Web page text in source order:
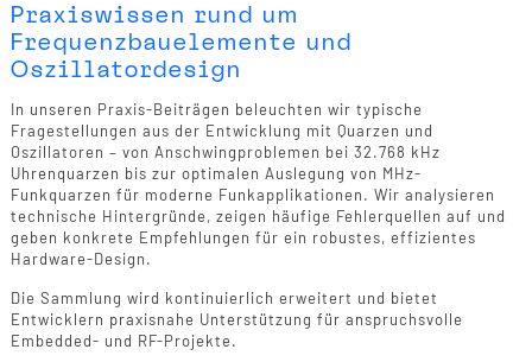
Praxiswissen rund um
Frequenzbauelemente und
Oszillatordesign
In unseren Praxis-Beiträgen beleuchten wir typische
Fragestellungen aus der Entwicklung mit Quarzen und
Oszillatoren – von Anschwingproblemen bei 32.768 kHz
Uhrenquarzen bis zur optimalen Auslegung von MHz-
Funkquarzen für moderne Funkapplikationen. Wir analysieren
technische Hintergründe, zeigen häufige Fehlerquellen auf und
geben konkrete Empfehlungen für ein robustes, effizientes
Hardware-Design.
Die Sammlung wird kontinuierlich erweitert und bietet
Entwicklern praxisnahe Unterstützung für anspruchsvolle
Embedded- und RF-Projekte.